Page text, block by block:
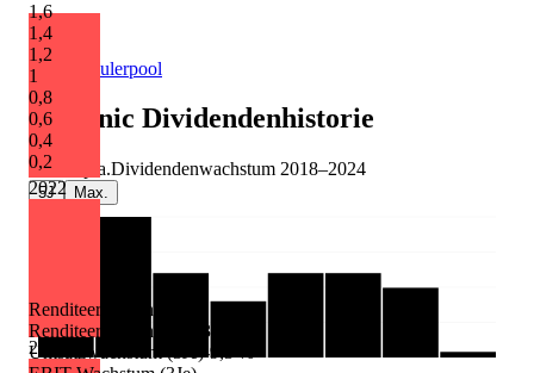
2022
2023
1,6
1,4
1,2
1
0,8
0,6
0,4
0,2
Renditeerwartung
Renditeerwartung p.a.
-3,8 %
Umsatzwachstum (3Je)-9,3 %
+7,8 %
Quelle: Eulerpool
Siltronic Dividendenhistorie
-0,1 % p.a.Dividendenwachstum 2018–2024
5J Max.